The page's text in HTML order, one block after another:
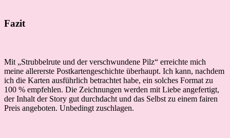
Fazit
Mit „Strubbelrute und der verschwundene Pilz“ erreichte mich
meine allererste Postkartengeschichte überhaupt. Ich kann, nachdem
ich die Karten ausführlich betrachtet habe, ein solches Format zu
100 % empfehlen. Die Zeichnungen werden mit Liebe angefertigt,
der Inhalt der Story gut durchdacht und das Selbst zu einem fairen
Preis angeboten. Unbedingt zuschlagen.